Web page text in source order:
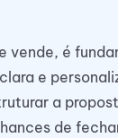
vende, é
e
a
de